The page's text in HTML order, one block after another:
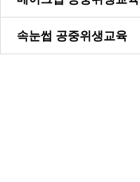
속눈썹 공중위생교육